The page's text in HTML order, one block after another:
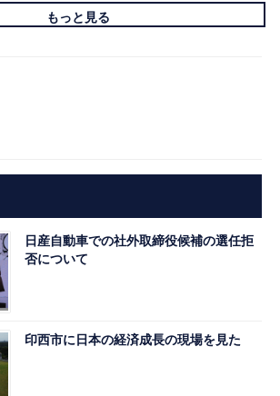
もっと見る
日産自動車での社外取締役候補の選任拒
否について
印西市に日本の経済成長の現場を見た